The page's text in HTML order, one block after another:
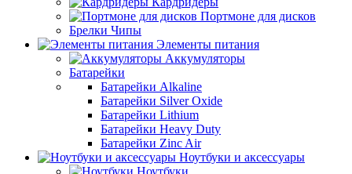
Портмоне для дисков
Брелки Чипы
Элементы питания
Аккумуляторы
Батарейки
Батарейки Alkaline
Батарейки Silver Oxide
Батарейки Lithium
Батарейки Heavy Duty
Батарейки Zinc Air
Ноутбуки и аксессуары
Ноутбуки